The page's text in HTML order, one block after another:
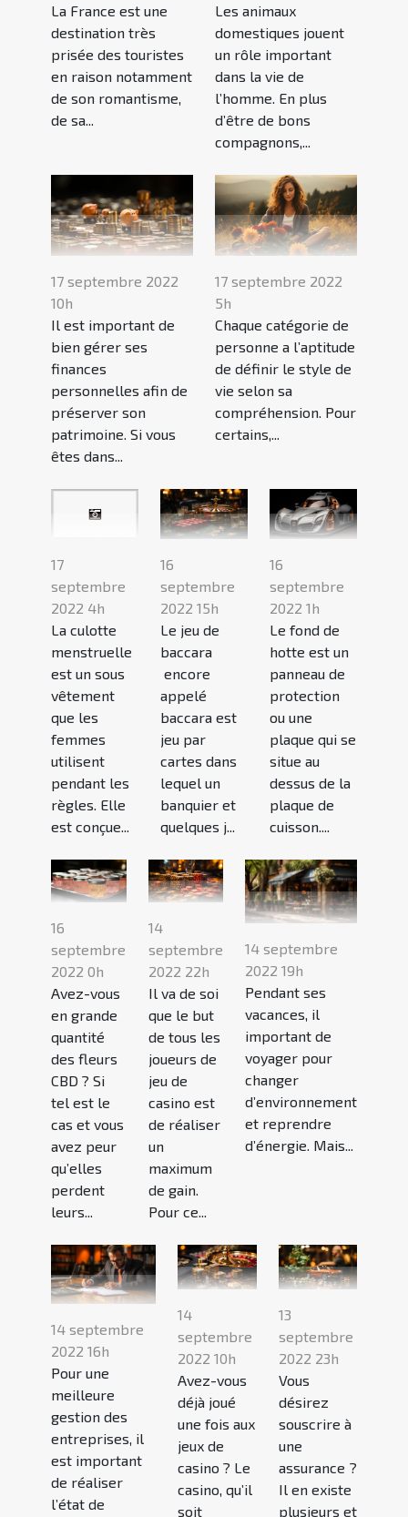
La France est une
destination très
prisée des touristes
en raison notamment
de son romantisme,
de sa...
Les animaux
domestiques jouent
un rôle important
dans la vie de
l’homme. En plus
d’être de bons
compagnons,...
17 septembre 2022
10h
Il est important de
bien gérer ses
finances
personnelles afin de
préserver son
patrimoine. Si vous
êtes dans...
17 septembre 2022
5h
Chaque catégorie de
personne a l’aptitude
de définir le style de
vie selon sa
compréhension. Pour
certains,...
17
septembre
2022 4h
La culotte
menstruelle
est un sous
vêtement
que les
femmes
utilisent
pendant les
règles. Elle
est conçue...
16
septembre
2022 15h
Le jeu de
baccara
encore
appelé
baccara est
jeu par
cartes dans
lequel un
banquier et
quelques j...
16
septembre
2022 1h
Le fond de
hotte est un
panneau de
protection
ou une
plaque qui se
situe au
dessus de la
plaque de
cuisson....
16
septembre
2022 0h
Avez-vous
en grande
quantité
des fleurs
CBD ? Si
tel est le
cas et vous
avez peur
qu’elles
perdent
leurs...
14
septembre
2022 22h
Il va de soi
que le but
de tous les
joueurs de
jeu de
casino est
de réaliser
un
maximum
de gain.
Pour ce...
14 septembre
2022 19h
Pendant ses
vacances, il
important de
voyager pour
changer
d’environnement
et reprendre
d’énergie. Mais...
14 septembre
2022 16h
Pour une
meilleure
gestion des
entreprises, il
est important
de réaliser
l’état de
14
septembre
2022 10h
Avez-vous
déjà joué
une fois aux
jeux de
casino ? Le
casino, qu’il
soit
13
septembre
2022 23h
Vous
désirez
souscrire à
une
assurance ?
Il en existe
plusieurs et